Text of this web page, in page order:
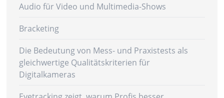
Audio für Video und Multimedia-Shows
Bracketing
Die Bedeutung von Mess- und Praxistests als
gleichwertige Qualitätskriterien für
Digitalkameras